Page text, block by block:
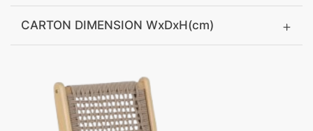
CARTON DIMENSION WxDxH(cm)